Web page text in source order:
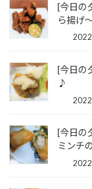
[今日の
ら揚げ
[今日の
♪
[今日の
ミンチ